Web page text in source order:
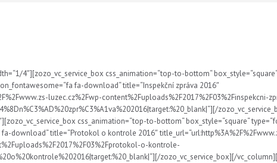
4″][zozo_vc_service_box css_animation=“top-to-bottom“
fa-download“ title=“Inspekční zpráva 2016″
luzec.cz%2Fwp-content%2Fuploads%2F2017%2F03%2Finspekcni-
css_animation=“top-to-bottom“ box_style=“square“
download“ title=“Protokol o kontrole 2016″
o-kontrole-
zozo_vc_service_box][/